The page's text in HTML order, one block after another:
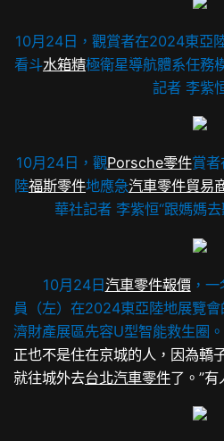
10月24日，觀賞者在2024東亞
看斗水箱精極衛星導航體系任務
記者 李紫
10月24日，觀Porsche零件賞者
陸福斯零件地應急汽車零件貿易
華社記者 李紫恒“跟媽媽
10月24日汽車零件報價，一
員（左）在2024東亞陸地展覽
濟財產展區先容U型智能救生圈
正也不是住在京城的人，因為轎
就往城外去台北汽車零件了。”有